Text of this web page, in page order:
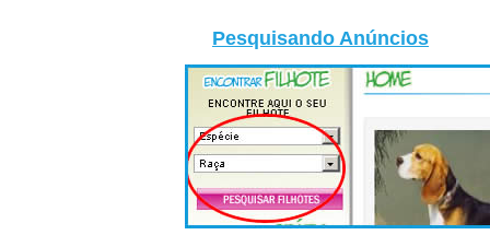
Pesquisando Anúncios